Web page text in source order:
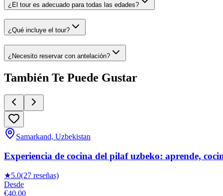
¿El tour es adecuado para todas las edades?
¿Qué incluye el tour?
¿Necesito reservar con antelación?
También Te Puede Gustar
Samarkand, Uzbekistan
Experiencia de cocina del pilaf uzbeko: aprende,
★5.0(27 reseñas)
Desde
€40.00